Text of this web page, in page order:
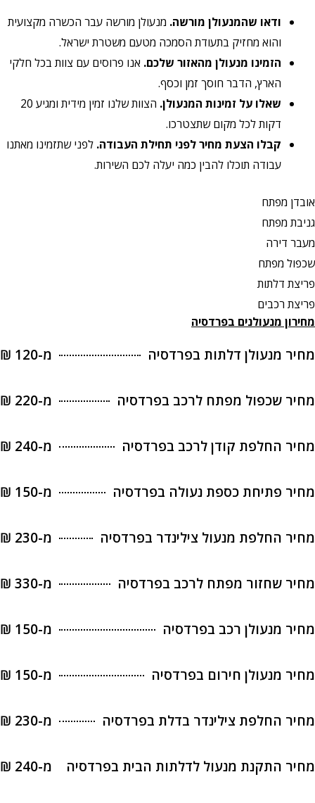
ודאו שהמנעולן מורשה. מנעולן מורשה עבר הכשרה מקצועית
והוא מחזיק בתעודת הסמכה מטעם משטרת ישראל.
הזמינו מנעולן מהאזור שלכם. אנו פרוסים עם צוות בכל חלקי
הארץ, הדבר חוסך זמן וכסף.
שאלו על זמינות המנעולן.
הצוות שלנו זמין מידית ומגיע 20
דקות לכל מקום שתצטרכו.
קבלו הצעת מחיר לפני תחילת העבודה. לפני שתזמינו מאתנו
עבודה תוכלו להבין כמה יעלה לכם השירות.
אובדן מפתח
גניבת מפתח
מעבר דירה
שכפול מפתח
פריצת דלתות
פריצת רכבים
מחירון מנעולנים בפרדסיה
מחיר מנעולן דלתות בפרדסיה מ-120 ₪
מחיר שכפול מפתח לרכב בפרדסיה מ-220 ₪
מחיר החלפת קודן לרכב בפרדסיה מ-240 ₪
מחיר פתיחת כספת נעולה בפרדסיה מ-150 ₪
מחיר החלפת מנעול צילינדר בפרדסיה מ-230 ₪
מחיר שחזור מפתח לרכב בפרדסיה מ-330 ₪
מחיר מנעולן רכב בפרדסיה מ-150 ₪
מחיר מנעולן חירום בפרדסיה מ-150 ₪
מחיר החלפת צילינדר בדלת בפרדסיה מ-230 ₪
מחיר התקנת מנעול לדלתות הבית בפרדסיה מ-240 ₪